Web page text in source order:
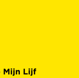
Mijn Lijf